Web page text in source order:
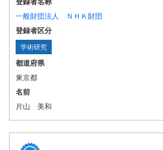
登録者名称
一般財団法人 ＮＨＫ財団
登録者区分
学術研究
都道府県
東京都
名前
片山 美和